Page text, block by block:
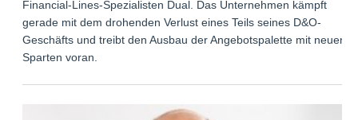
Financial-Lines-Spezialisten Dual. Das Unternehmen kämpft
gerade mit dem drohenden Verlust eines Teils seines D&O-
Geschäfts und treibt den Ausbau der Angebotspalette mit neuen
Sparten voran.